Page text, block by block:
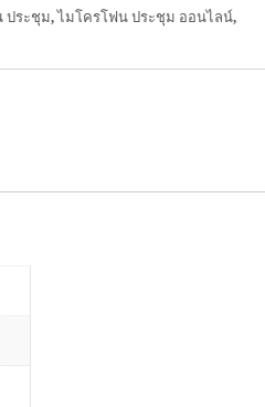
ประชุม,ไมโครโฟน ประชุม ออนไลน์,